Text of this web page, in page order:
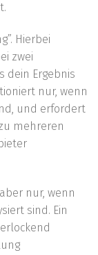
Hierbei
zwei
dein Ergebnis
nur, wenn
und erfordert
mehreren
nur, wenn
sind. Ein